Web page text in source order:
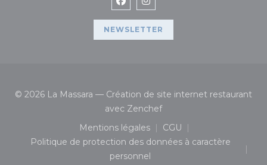
Facebook ((ouvre une
Instagram ((ouvre une
NEWSLETTER
© 2026 La Massara — Création de site internet restaurant
avec Zenchef((ouvre une nouvelle
Mentions légales
((ouvre une nouvelle fenêtre))
CGU
((ouvre une nouvelle
Politique de protection des données à caractère
personnel((ouvre une nouvelle fenêtre))